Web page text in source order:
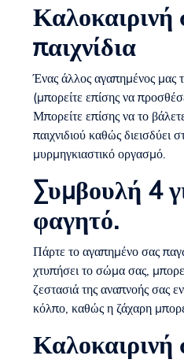
Καλοκαιρινή
παιχνίδια
Ένας άλλος αγαπημένος μας
(μπορείτε επίσης να
Μπορείτε επίσης να το
παιχνιδιού καθώς
μυρμηγκιαστικό οργασμό.
Συμβουλή 4
φαγητό.
Πάρτε το αγαπημένο σας
χτυπήσει το σώμα σας,
ζεστασιά της αναπνοής σας
κόλπο, καθώς η ζάχαρη
Καλοκαιρινή